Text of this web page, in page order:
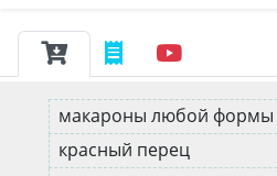
макароны любой формы
красный перец